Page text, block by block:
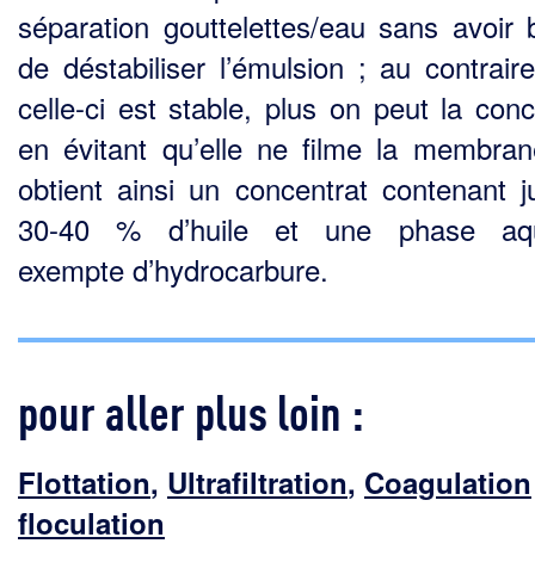
séparation gout­telettes/eau sans avoir
de déstabiliser l’émulsion ; au
celle-ci est stable, plus on peut la
en évitant qu’elle ne filme la
obtient ainsi un concentrat contenant
30-40 % d’huile et une phase
exempte d’hydrocarbure.
pour aller plus loin :
Flottation, Ultrafiltration, Coagulation
floculation